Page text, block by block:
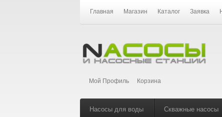
Главная Магазин Каталог Заявка
Мой Профиль Корзина
Насосы для воды Скважные насосы